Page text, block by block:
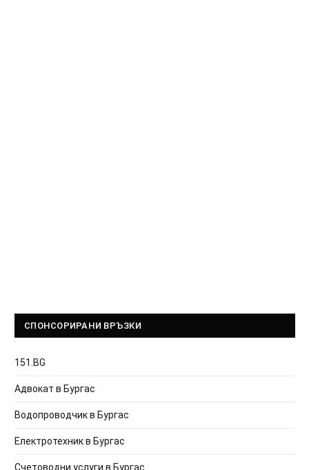
СПОНСОРИРАНИ ВРЪЗКИ
151.BG
Адвокат в Бургас
Водопроводчик в Бургас
Електротехник в Бургас
Счетоводни услуги в Бургас